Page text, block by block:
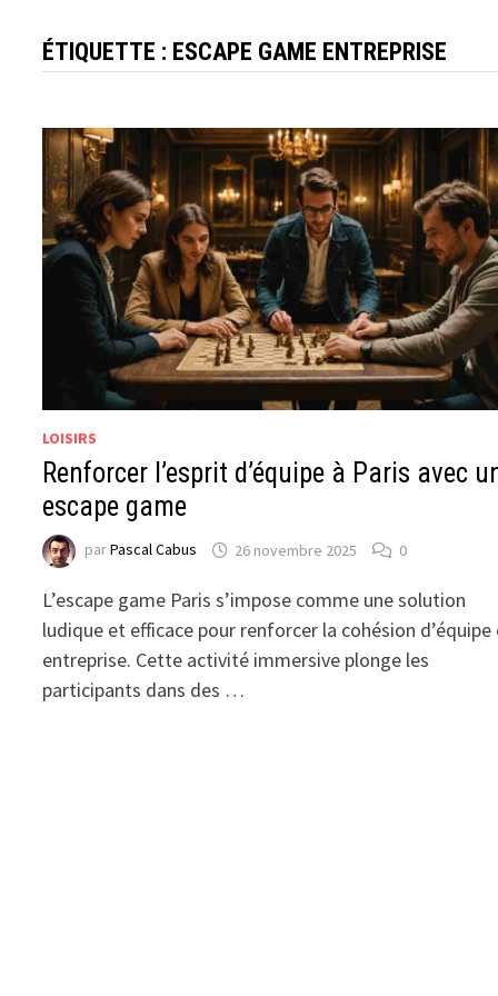
ÉTIQUETTE : ESCAPE GAME ENTREPRISE
LOISIRS
Renforcer l’esprit d’équipe à Paris avec
escape game
parPascal Cabus 26 novembre 2025 0
L’escape game Paris s’impose comme une solution
ludique et efficace pour renforcer la cohésion d’équipe
entreprise. Cette activité immersive plonge les
participants dans des …